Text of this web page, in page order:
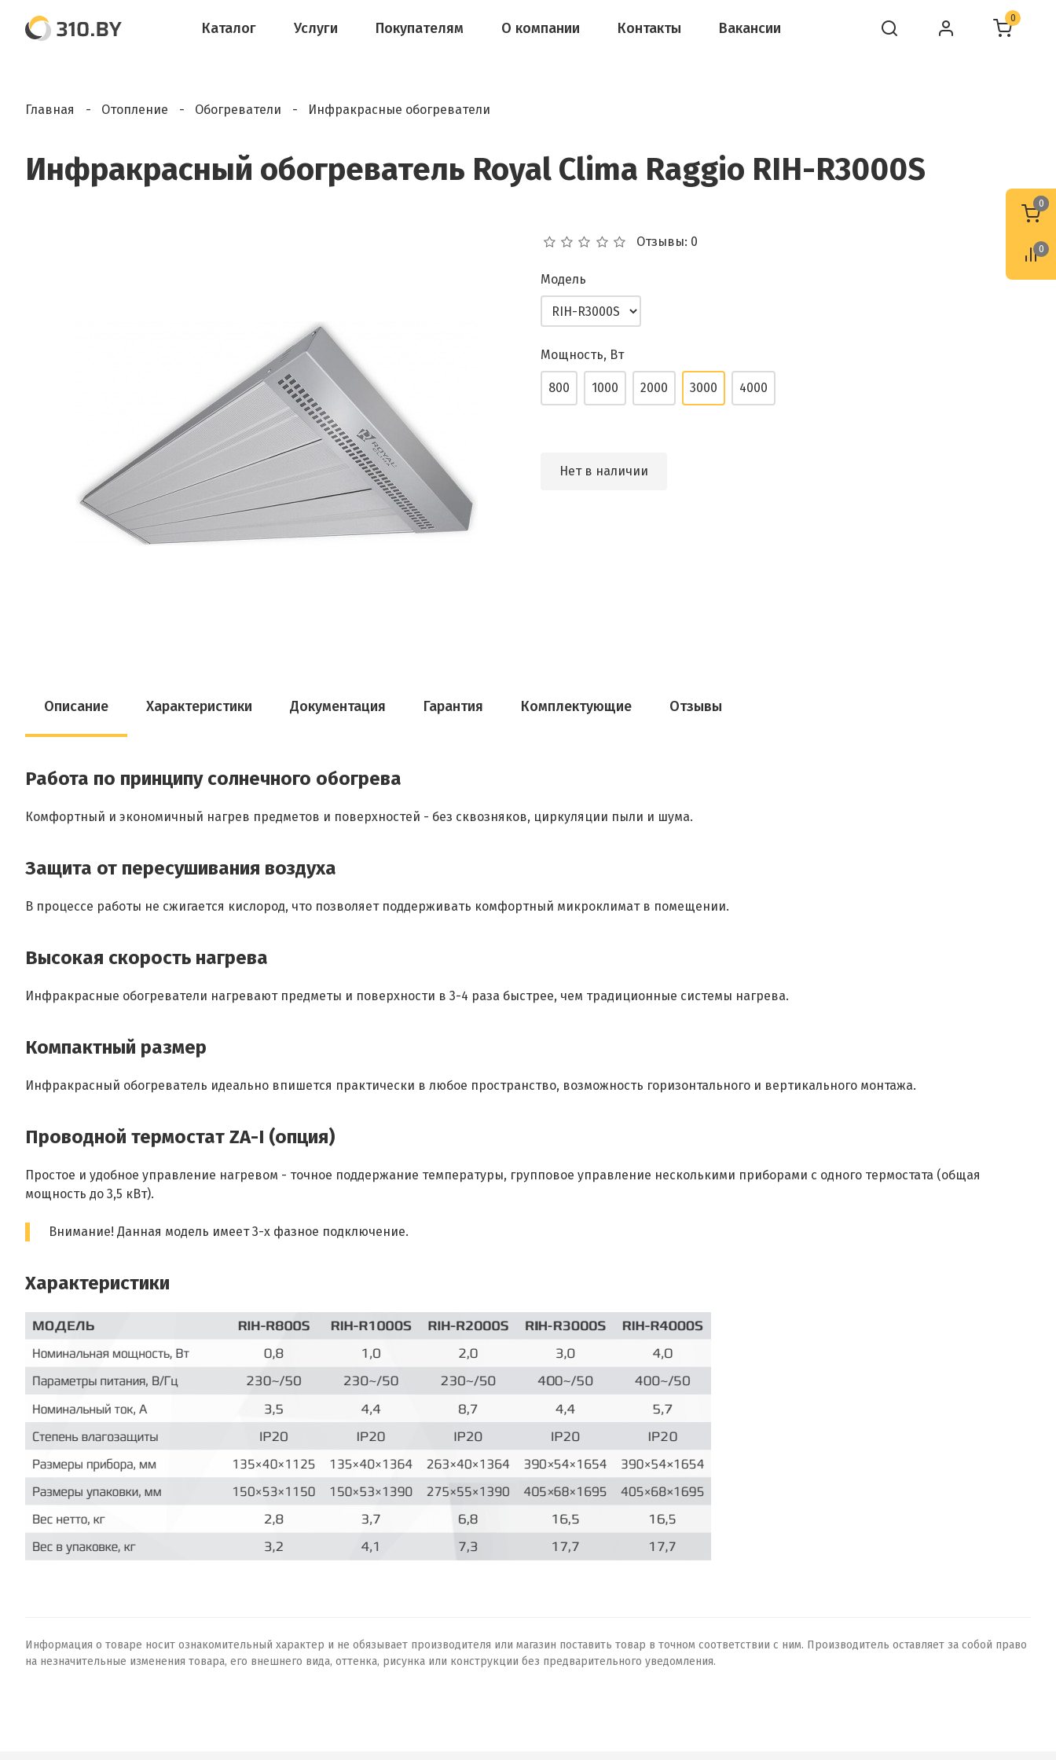
Каталог Услуги Покупателям О компании Контакты Вакансии
0
Главная Отопление Обогреватели Инфракрасные обогреватели
Инфракрасный обогреватель Royal Clima Raggio RIH-R3000S
Отзывы: 0
Модель
Мощность, Вт
800 1000 2000 3000 4000
Нет в наличии
Описание Характеристики Документация Гарантия Комплектующие Отзывы
Работа по принципу солнечного обогрева
Комфортный и экономичный нагрев предметов и поверхностей - без сквозняков, циркуляции пыли и шума.
Защита от пересушивания воздуха
В процессе работы не сжигается кислород, что позволяет поддерживать комфортный микроклимат в помещении.
Высокая скорость нагрева
Инфракрасные обогреватели нагревают предметы и поверхности в 3-4 раза быстрее, чем традиционные системы нагрева.
Компактный размер
Инфракрасный обогреватель идеально впишется практически в любое пространство, возможность горизонтального и вертикального монтажа.
Проводной термостат ZA-I (опция)
Простое и удобное управление нагревом - точное поддержание температуры, групповое управление несколькими приборами с одного термостата (общая
мощность до 3,5 кВт).
Внимание! Данная модель имеет 3-х фазное подключение.
Характеристики
Информация о товаре носит ознакомительный характер и не обязывает производителя или магазин поставить товар в точном соответствии с ним. Производитель оставляет за собой право
на незначительные изменения товара, его внешнего вида, оттенка, рисунка или конструкции без предварительного уведомления.
0
0
0